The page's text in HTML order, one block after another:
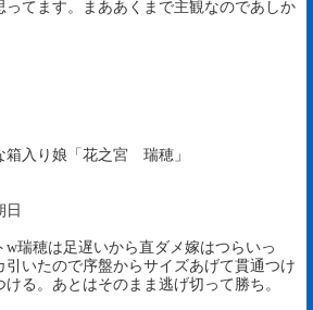
ってます。まああくまで主観なのであしか
箱入り娘「花之宮 瑞穂」
日
w瑞穂は足遅いから直ダメ嫁はつらいっ
いたので序盤からサイズあげて貫通つけ
る。あとはそのまま逃げ切って勝ち。